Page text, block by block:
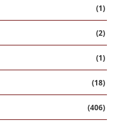
(1)
(2)
(1)
(18)
(406)